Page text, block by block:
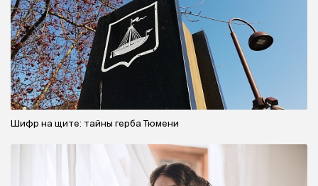
Шифр на щите: тайны герба Тюмени